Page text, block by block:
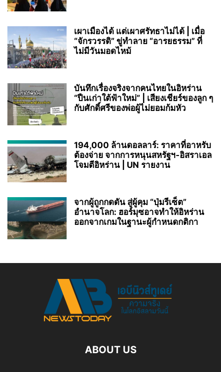
เผาเมืองได้ แต่เผาศรัทธาไม่ได้ | เมื่อ
“จักรวรรดิ” ขู่ทำลาย “อารยธรรม” ที่
ไม่มีวันมอดไหม้
บันทึกเรื่องจริงจากคนไทยในอิหร่าน
“ปืนเก่าใต้ฟ้าใหม่” | เสียงเชียร์ของลูก ๆ
กับศักดิ์ศรีของพ่อผู้ไม่ยอมก้มหัว
194,000 ล้านดอลลาร์: ราคาที่อาหรับ
ต้องจ่าย จากการหนุนสหรัฐฯ‑อิสราเอล
โจมตีอิหร่าน | UN รายงาน
จากผู้ถูกกดดัน สู่ผู้คุม “ปุ่มรีเซ็ต”
อำนาจโลก: ฮอร์มุซอาจทำให้อิหร่าน
ออกจากเกมในฐานะผู้กำหนดกติกา
ABOUT US